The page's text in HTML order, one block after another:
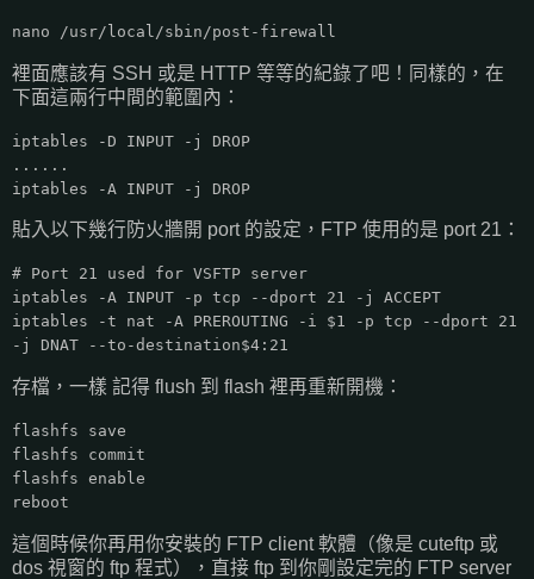
nano /usr/local/sbin/post-firewall
裡面應該有 SSH 或是 HTTP 等等的紀錄了吧！同樣的，在
下面這兩行中間的範圍內：
iptables -D INPUT -j DROP
......
iptables -A INPUT -j DROP
貼入以下幾行防火牆開 port 的設定，FTP 使用的是 port 21：
# Port 21 used for VSFTP server
iptables -A INPUT -p tcp --dport 21 -j ACCEPT
iptables -t nat -A PREROUTING -i $1 -p tcp --dport 21
-j DNAT --to-destination$4:21
存檔，一樣 記得 flush 到 flash 裡再重新開機：
flashfs save
flashfs commit
flashfs enable
reboot
這個時候你再用你安裝的 FTP client 軟體（像是 cuteftp 或
dos 視窗的 ftp 程式），直接 ftp 到你剛設定完的 FTP server